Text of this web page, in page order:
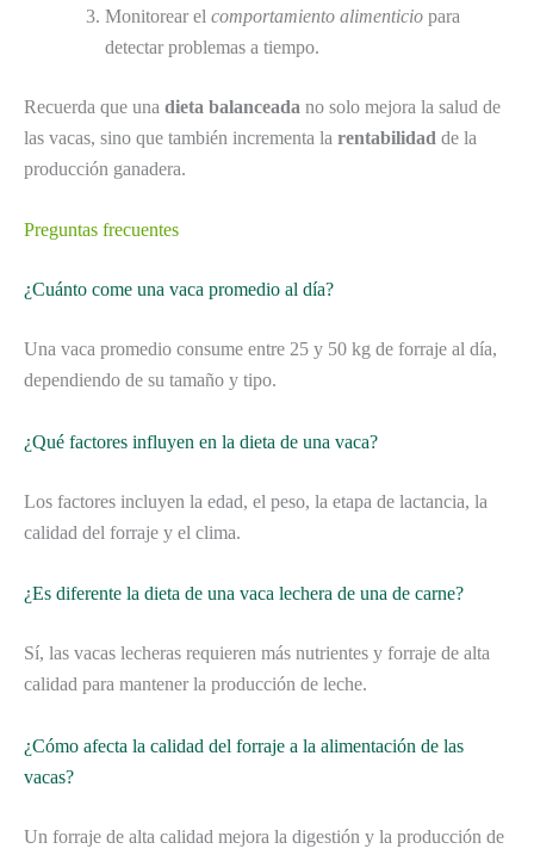
Monitorear el comportamiento alimenticio para
detectar problemas a tiempo.
Recuerda que una dieta balanceada no solo mejora la salud de
las vacas, sino que también incrementa la rentabilidad de la
producción ganadera.
Preguntas frecuentes
¿Cuánto come una vaca promedio al día?
Una vaca promedio consume entre 25 y 50 kg de forraje al día,
dependiendo de su tamaño y tipo.
¿Qué factores influyen en la dieta de una vaca?
Los factores incluyen la edad, el peso, la etapa de lactancia, la
calidad del forraje y el clima.
¿Es diferente la dieta de una vaca lechera de una de carne?
Sí, las vacas lecheras requieren más nutrientes y forraje de alta
calidad para mantener la producción de leche.
¿Cómo afecta la calidad del forraje a la alimentación de las
vacas?
Un forraje de alta calidad mejora la digestión y la producción de